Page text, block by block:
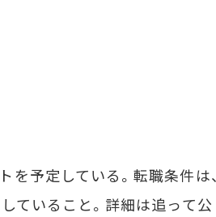
を予定している。転職条件は、
ていること。詳細は追って公